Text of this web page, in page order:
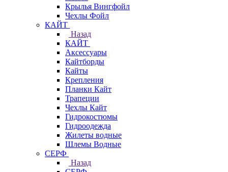
Крылья Вингфойл
Чехлы Фойл
КАЙТ
Назад
КАЙТ
Аксессуары
Кайтборды
Кайты
Крепления
Планки Кайт
Трапеции
Чехлы Кайт
Гидрокостюмы
Гидроодежда
Жилеты водные
Шлемы Водные
СЕРФ
Назад